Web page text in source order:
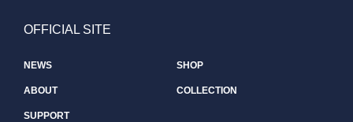
OFFICIAL SITE
NEWS SHOP
ABOUT COLLECTION
SUPPORT